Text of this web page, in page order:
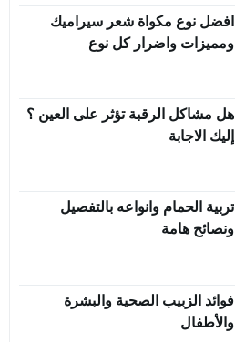
افضل نوع مكواة شعر سيراميك
ومميزات واضرار كل نوع
هل مشاكل الرقبة تؤثر على العين ؟
إليك الاجابة
تربية الحمام وانواعه بالتفصيل
ونصائح هامة
فوائد الزبيب الصحية والبشرة
والأطفال